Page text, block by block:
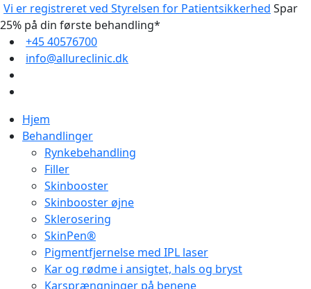
Vi er registreret ved Styrelsen for Patientsikkerhed Spar
25% på din første behandling*
+45 40576700
info@allureclinic.dk
Hjem
Behandlinger
Rynkebehandling
Filler
Skinbooster
Skinbooster øjne
Sklerosering
SkinPen®
Pigmentfjernelse med IPL laser
Kar og rødme i ansigtet, hals og bryst
Karsprængninger på benene